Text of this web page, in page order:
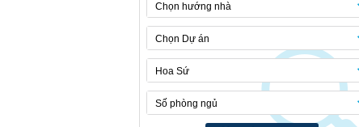
Chọn hướng nhà
Chọn Dự án
Hoa Sứ
Số phòng ngủ